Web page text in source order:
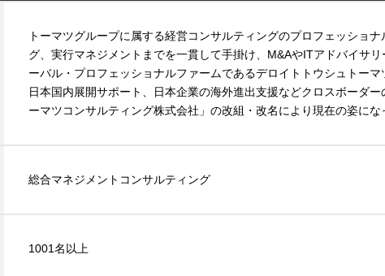
トーマツグループに属する経営コンサルティングのプロフェッショ
グ、実行マネジメントまでを一貫して手掛け、M&AやITアドバイサ
ーバル・プロフェッショナルファームであるデロイトトウシュトー
日本国内展開サポート、日本企業の海外進出支援などクロスボーダ
ーマツコンサルティング株式会社」の改組・改名により現在の姿にな
総合マネジメントコンサルティング
1001名以上